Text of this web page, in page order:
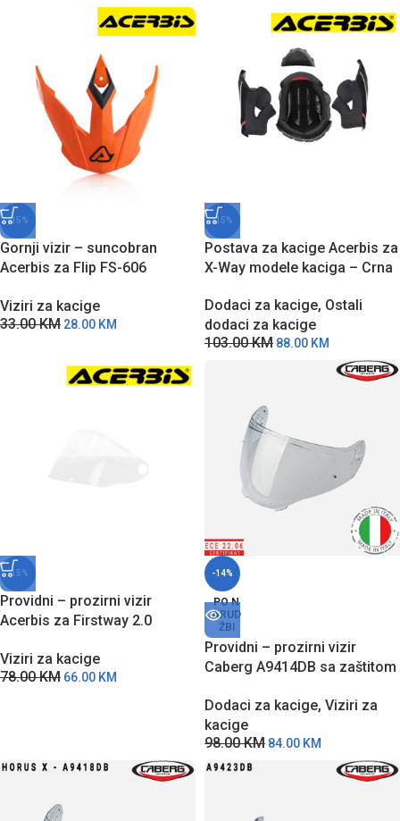
-15%
Gornji vizir – suncobran
Acerbis za Flip FS-606
Viziri za kacige
33.00KM 28.00 KM
-15%
Postava za kacige Acerbis za
X-Way modele kaciga – Crna
Dodaci za kacige, Ostali
dodaci za kacige
103.00KM 88.00 KM
-15%
Providni – prozirni vizir
Acerbis za Firstway 2.0
Viziri za kacige
78.00KM 66.00 KM
-14%
PO N
ARUD
ŽBI
Providni – prozirni vizir
Caberg A9414DB sa zaštitom
modele kaciga
Dodaci za kacige, Viziri za
kacige
98.00KM 84.00 KM